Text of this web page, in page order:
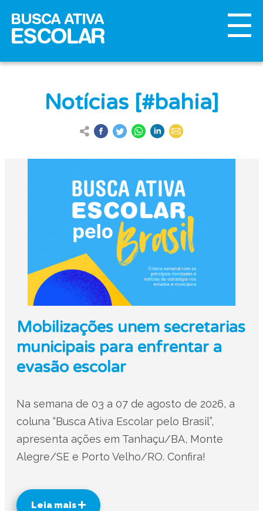
Notícias [#bahia]
Mobilizações unem secretarias
municipais para enfrentar a
evasão escolar
Na semana de 03 a 07 de agosto de 2026, a
coluna “Busca Ativa Escolar pelo Brasil”,
apresenta ações em Tanhaçu/BA, Monte
Alegre/SE e Porto Velho/RO. Confira!
Leia mais